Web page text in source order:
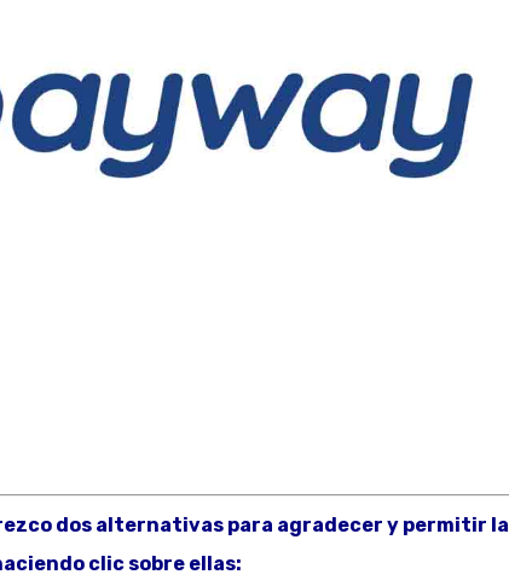
dos alternativas para agradecer y permitir la
clic sobre ellas: